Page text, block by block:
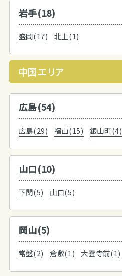
岩手(18)
盛岡(17) 北上(1)
中国エリア
広島(54)
広島(29) 福山(15) 銀山町(4)
山口(10)
下関(5) 山口(5)
岡山(5)
常盤(2) 倉敷(1) 大雲寺前(1)